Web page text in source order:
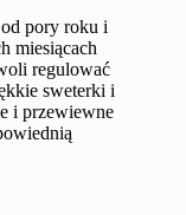
pory roku i
miesiącach
regulować
sweterki i
i przewiewne